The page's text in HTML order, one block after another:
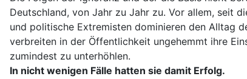
Deutschland, von Jahr zu Jahr zu. Vor allem, seit
und politische Extremisten dominieren den Alltag
verbreiten in der Öffentlichkeit ungehemmt ihre
zumindest zu unterhöhlen.
In nicht wenigen Fälle hatten sie damit Erfolg.